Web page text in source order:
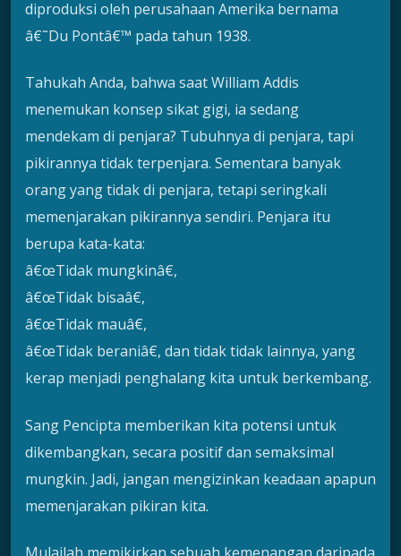
diproduksi oleh perusahaan Amerika bernama
â€˜Du Pontâ€™ pada tahun 1938.
Tahukah Anda, bahwa saat William Addis
menemukan konsep sikat gigi, ia sedang
mendekam di penjara? Tubuhnya di penjara, tapi
pikirannya tidak terpenjara. Sementara banyak
orang yang tidak di penjara, tetapi seringkali
memenjarakan pikirannya sendiri. Penjara itu
berupa kata-kata:
â€œTidak mungkinâ€,
â€œTidak bisaâ€,
â€œTidak mauâ€,
â€œTidak beraniâ€, dan tidak tidak lainnya, yang
kerap menjadi penghalang kita untuk berkembang.
Sang Pencipta memberikan kita potensi untuk
dikembangkan, secara positif dan semaksimal
mungkin. Jadi, jangan mengizinkan keadaan apapun
memenjarakan pikiran kita.